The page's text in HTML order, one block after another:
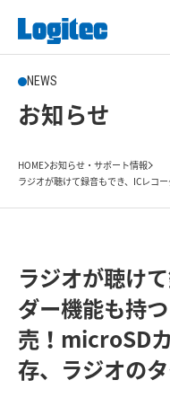
NEWS
お知らせ
HOME お知らせ・サポート情報
ラジオが聴けて録音もでき、ICレコ
ラジオが聴け
ダー機能も持
売！microSD
存、ラジオの